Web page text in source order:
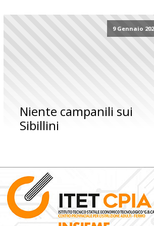
9 Gennaio
Niente campanili sui
Sibillini